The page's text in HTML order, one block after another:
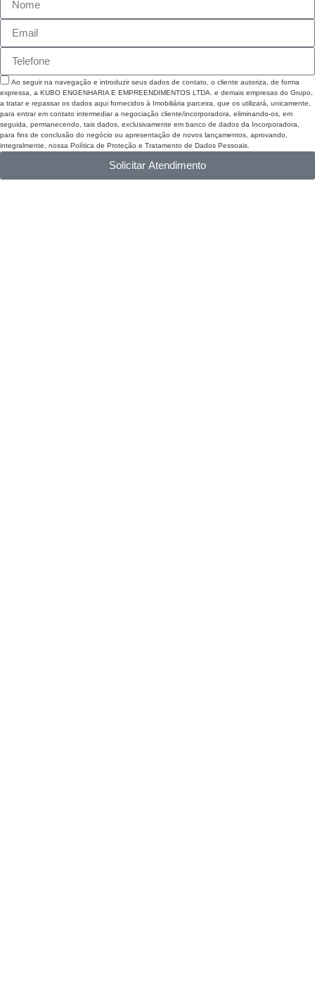
Ao seguir na navegação e introduzir seus dados de contato, o cliente autoriza, de forma
expressa, a KUBO ENGENHARIA E EMPREENDIMENTOS LTDA. e demais empresas do Grupo,
a tratar e repassar os dados aqui fornecidos à Imobiliária parceira, que os utilizará, unicamente,
para entrar em contato intermediar a negociação cliente/incorporadora, eliminando-os, em
seguida, permanecendo, tais dados, exclusivamente em banco de dados da Incorporadora,
para fins de conclusão do negócio ou apresentação de novos lançamentos, aprovando,
integralmente, nossa Política de Proteção e Tratamento de Dados Pessoais.
Solicitar Atendimento